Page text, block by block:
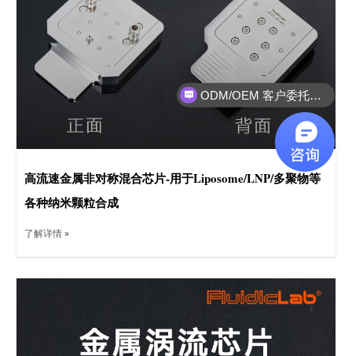
高流速金属非对称混合芯片-用于Liposome/LNP/多聚物等
各种纳米颗粒合成
了解详情 »
ODM/OEM 客户委托设备研发制造
实验方案外包服务